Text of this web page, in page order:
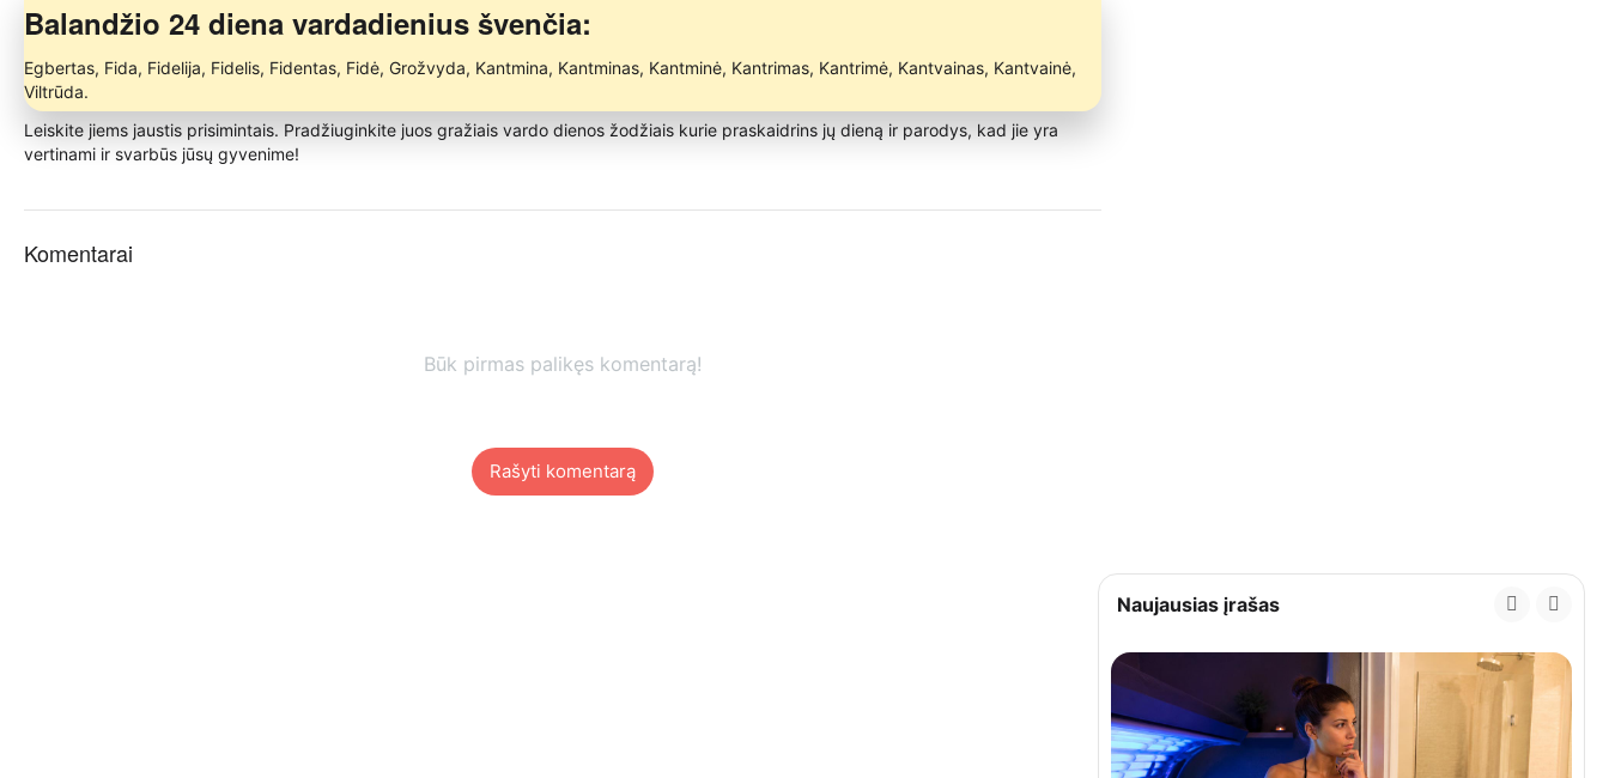
Balandžio 24 diena vardadienius švenčia:
Egbertas, Fida, Fidelija, Fidelis, Fidentas, Fidė, Grožvyda, Kantmina, Kantminas, Kantminė, Kantrimas, Kantrimė, Kantvainas, Kantvainė,
Viltrūda.
Leiskite jiems jaustis prisimintais. Pradžiuginkite juos gražiais vardo dienos žodžiais kurie praskaidrins jų dieną ir parodys, kad jie yra
vertinami ir svarbūs jūsų gyvenime!
Komentarai
Būk pirmas palikęs komentarą!
Rašyti komentarą
Naujausias įrašas